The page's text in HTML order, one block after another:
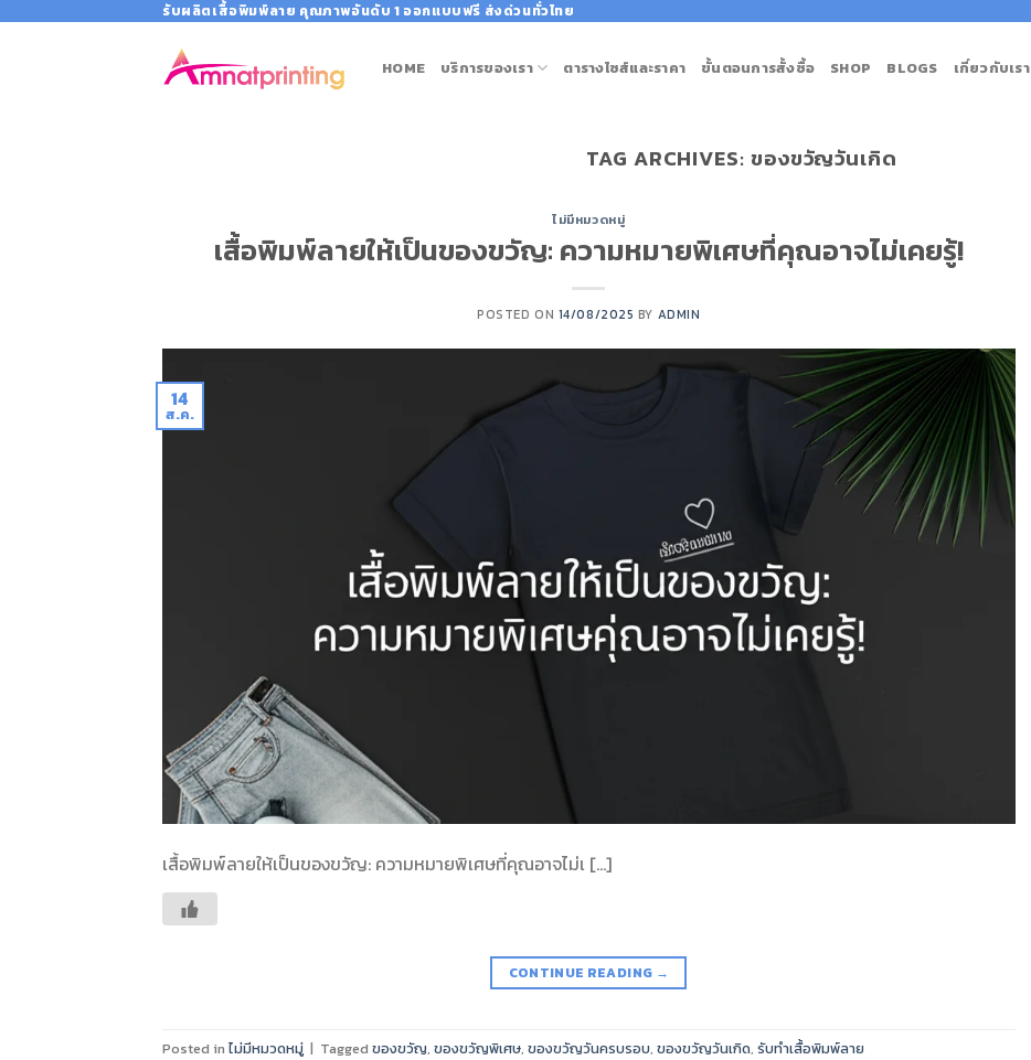
รับผลิตเสื้อพิมพ์ลาย คุณภาพอันดับ 1 ออกแบบฟรี ส่งด่วนทั่วไทย
HOME บริการของเรา ตารางไซส์และราคา ขั้นตอนการสั้งซื้อ SHOP BLOGS เกี่ยวกับเรา
TAG ARCHIVES: ของขวัญวันเกิด
ไม่มีหมวดหมู่
เสื้อพิมพ์ลายให้เป็นของขวัญ: ความหมายพิเศษที่คุณอาจไม่เคยรู้!
POSTED ON 14/08/2025 BY ADMIN
14
ส.ค.
เสื้อพิมพ์ลายให้เป็นของขวัญ: ความหมายพิเศษที่คุณอาจไม่เ […]
CONTINUE READING →
Posted in ไม่มีหมวดหมู่ | Tagged ของขวัญ, ของขวัญพิเศษ, ของขวัญวันครบรอบ, ของขวัญวันเกิด, รับทำเสื้อพิมพ์ลาย